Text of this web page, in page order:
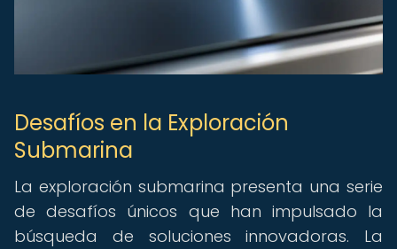
Desafíos en la Exploración
Submarina
La exploración submarina presenta una serie
de desafíos únicos que han impulsado la
búsqueda de soluciones innovadoras. La